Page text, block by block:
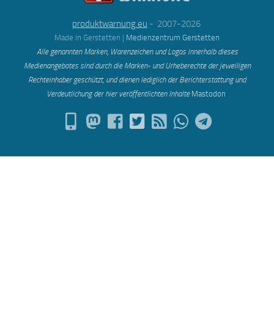
produktwarnung.eu - 2007-2026
Made in Gerstetten | Medienzentrum Gerstetten
Alle genannten Marken, Warenzeichen und Logos innerhalb dieses
Medienangebotes sind durch die Marken- und Urheberechte der jeweiligen
Rechteinhaber geschützt, und dienen lediglich der Berichterstattung und
Verdeutlichung der hier veröffentlichten Inhalte Mastodon